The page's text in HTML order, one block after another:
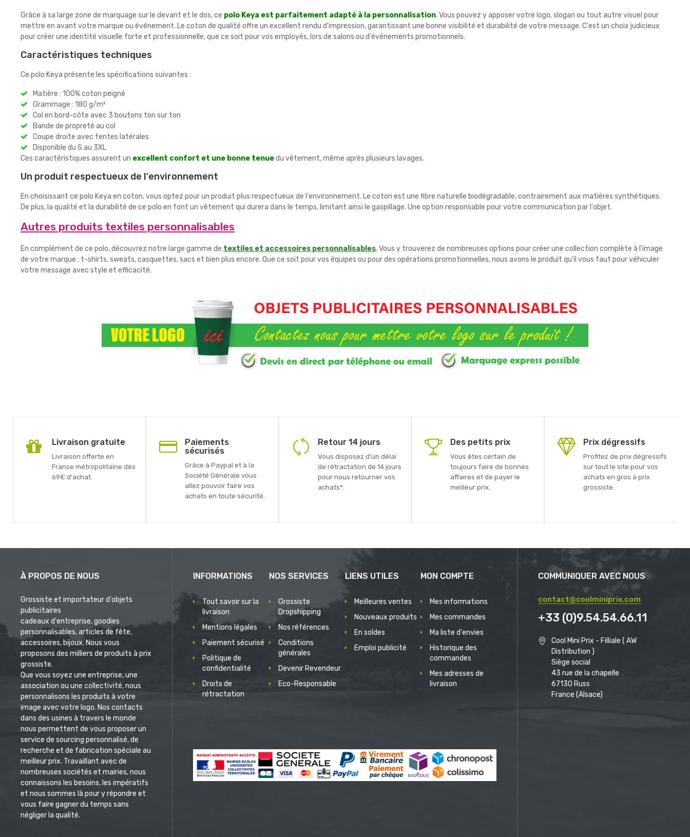
Grâce à sa large zone de marquage sur le devant et le dos, ce polo Keya est parfaitement adapté à la personnalisation. Vous pouvez y apposer votre logo, slogan ou tout autre visuel pour
mettre en avant votre marque ou événement. Le coton de qualité offre un excellent rendu d'impression, garantissant une bonne visibilité et durabilité de votre message. C'est un choix judicieux
pour créer une identité visuelle forte et professionnelle, que ce soit pour vos employés, lors de salons ou d'événements promotionnels.
Caractéristiques techniques
Ce polo Keya présente les spécifications suivantes :
Matière : 100% coton peigné
Grammage : 180 g/m²
Col en bord-côte avec 3 boutons ton sur ton
Bande de propreté au col
Coupe droite avec fentes latérales
Disponible du S au 3XL
Ces caractéristiques assurent un excellent confort et une bonne tenuedu vêtement, même après plusieurs lavages.
Un produit respectueux de l'environnement
En choisissant ce polo Keya en coton, vous optez pour un produit plus respectueux de l'environnement. Le coton est une fibre naturelle biodégradable, contrairement aux matières synthétiques.
De plus, la qualité et la durabilité de ce polo en font un vêtement qui durera dans le temps, limitant ainsi le gaspillage. Une option responsable pour votre communication par l'objet.
Autres produits textiles personnalisables
En complément de ce polo, découvrez notre large gamme de textiles et accessoires personnalisables. Vous y trouverez de nombreuses options pour créer une collection complète à l'image
de votre marque : t-shirts, sweats, casquettes, sacs et bien plus encore. Que ce soit pour vos équipes ou pour des opérations promotionnelles, nous avons le produit qu'il vous faut pour véhiculer
votre message avec style et efficacité.
Livraison gratuite
Livraison offerte en
France métropolitaine dès
69€ d'achat.
Paiements
sécurisés
Grâce à Paypal et à la
Société Générale vous
allez pouvoir faire vos
achats en toute sécurité.
Retour 14 jours
Vous disposez d'un délai
de rétractation de 14 jours
pour nous retourner vos
achats*.
Des petits prix
Vous êtes certain de
toujours faire de bonnes
affaires et de payer le
meilleur prix.
Prix dégressifs
Profitez de prix dégressifs
sur tout le site pour vos
achats en gros à prix
grossiste.
À PROPOS DE NOUS
Grossiste et importateur d'objets
publicitaires
cadeaux d'entreprise, goodies
personnalisables, articles de fête,
accessoires, bijoux. Nous vous
proposons des milliers de produits à prix
grossiste.
Que vous soyez une entreprise, une
association ou une collectivité, nous
personnalisons les produits à votre
image avec votre logo. Nos contacts
dans des usines à travers le monde
nous permettent de vous proposer un
service de sourcing personnalisé, de
recherche et de fabrication spéciale au
meilleur prix. Travaillant avec de
nombreuses sociétés et mairies, nous
connaissons les besoins, les impératifs
et nous sommes là pour y répondre et
vous faire gagner du temps sans
négliger la qualité.
COMMUNIQUER AVEC NOUS
contact@coolminiprix.com
+33 (0)9.54.54.66.11
Cool Mini Prix - Filliale ( AW
Distribution )
Siège social
43 rue de la chapelle
67130 Russ
France (Alsace)
INFORMATIONS
Tout savoir sur la
livraison
Mentions légales
Paiement sécurisé
Politique de
confidentialité
Droits de
rétractation
NOS SERVICES
Grossiste
Dropshipping
Nos références
Conditions
générales
Devenir Revendeur
Eco-Responsable
LIENS UTILES
Meilleures ventes
Nouveaux produits
En soldes
Emploi publicité
MON COMPTE
Mes informations
Mes commandes
Ma liste d'envies
Historique des
commandes
Mes adresses de
livraison